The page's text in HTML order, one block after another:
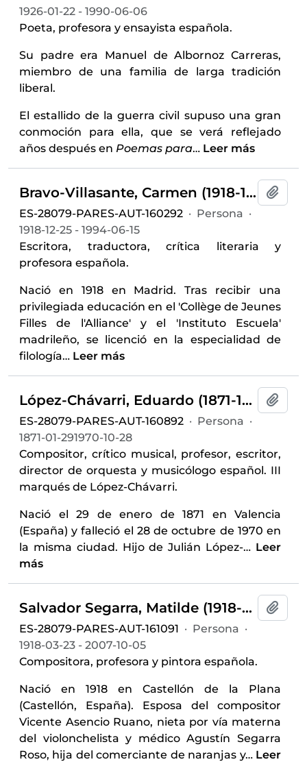
1926-01-22 - 1990-06-06
Poeta, profesora y ensayista española.
Su padre era Manuel de Albornoz Carreras,
miembro de una familia de larga tradición
liberal.
El estallido de la guerra civil supuso una gran
conmoción para ella, que se verá reflejado
años después en Poemas para… Leer más
Bravo-Villasante, Carmen (1918-1994)
ES-28079-PARES-AUT-160292 · Persona ·
1918-12-25 - 1994-06-15
Escritora, traductora, crítica literaria y
profesora española.
Nació en 1918 en Madrid. Tras recibir una
privilegiada educación en el 'Collège de Jeunes
Filles de l'Alliance' y el 'Instituto Escuela'
madrileño, se licenció en la especialidad de
filología… Leer más
López-Chávarri, Eduardo (1871-1970)
ES-28079-PARES-AUT-160892 · Persona ·
1871-01-291970-10-28
Compositor, crítico musical, profesor, escritor,
director de orquesta y musicólogo español. III
marqués de López-Chávarri.
Nació el 29 de enero de 1871 en Valencia
(España) y falleció el 28 de octubre de 1970 en
la misma ciudad. Hijo de Julián López-… Leer
más
Salvador Segarra, Matilde (1918-2007)
ES-28079-PARES-AUT-161091 · Persona ·
1918-03-23 - 2007-10-05
Compositora, profesora y pintora española.
Nació en 1918 en Castellón de la Plana
(Castellón, España). Esposa del compositor
Vicente Asencio Ruano, nieta por vía materna
del violonchelista y médico Agustín Segarra
Roso, hija del comerciante de naranjas y… Leer